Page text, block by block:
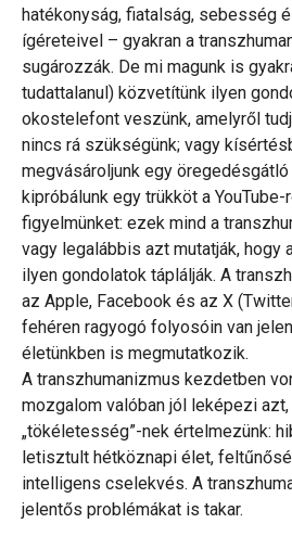
hatékonyság, fiatalság, sebesség
ígéreteivel – gyakran a
sugározzák. De mi magunk is
tudattalanul) közvetítünk ilyen
okostelefont veszünk, amelyről
nincs rá szükségünk; vagy
megvásároljunk egy
kipróbálunk egy trükköt a
figyelmünket: ezek mind a
vagy legalábbis azt mutatják, hogy
ilyen gondolatok táplálják. A
az Apple, Facebook és az X
fehéren ragyogó folyosóin van
életünkben is megmutatkozik.
A transzhumanizmus kezdetben
mozgalom valóban jól leképezi
„tökéletesség”-nek értelmezünk:
letisztult hétköznapi élet,
intelligens cselekvés. A
jelentős problémákat is takar.